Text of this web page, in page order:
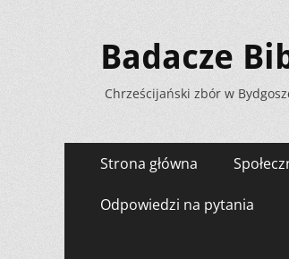
Badacze
Chrześcijański zbór w
Menu
zawartości
Strona główna
Odpowiedzi na pytania